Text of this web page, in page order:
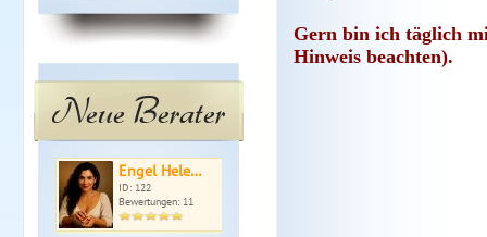
Neue Berater
Engel Hele…
ID: 122
Bewertungen: 11
Gern bin ich täglich
Hinweis beachten).